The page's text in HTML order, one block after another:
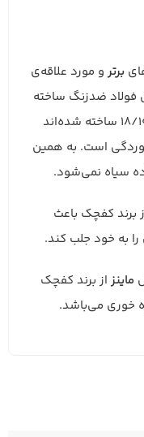
برتر و مورد علاقه‌ی
ضدزنگ ساخته
شده است و چنگال‌های آن از استیل 18/10 ساخته شده‌اند
است. به همین
سیاه نمی‌شود.
کفچک باعث
به خود جلب کند.
ماینز از برند کفچک